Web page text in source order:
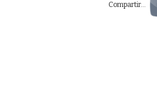
Compartir...